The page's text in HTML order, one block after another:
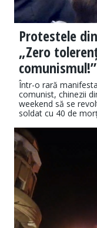
Protestele
„Zero
Într-o rară
comunist, chinezii
weekend să se
soldat cu 40 de